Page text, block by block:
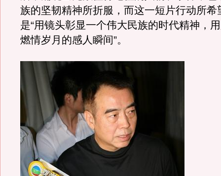
族的坚韧精神所折服，而这一短片行动所希
是“用镜头彰显一个伟大民族的时代精神，
燃情岁月的感人瞬间”。